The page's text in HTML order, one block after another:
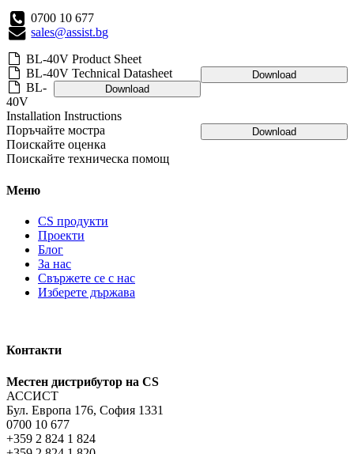
0700 10 677
sales@assist.bg
BL-40V Product Sheet
Download
BL-40V Technical Datasheet
Download
BL-
40V
Installation Instructions
Download
Поръчайте мостра
Поискайте оценка
Поискайте техническа помощ
Меню
CS продукти
Проекти
Блог
За нас
Свържете се с нас
Изберете държава
Контакти
Местен дистрибутор на CS
АССИСТ
Бул. Европа 176, София 1331
0700 10 677
+359 2 824 1 824